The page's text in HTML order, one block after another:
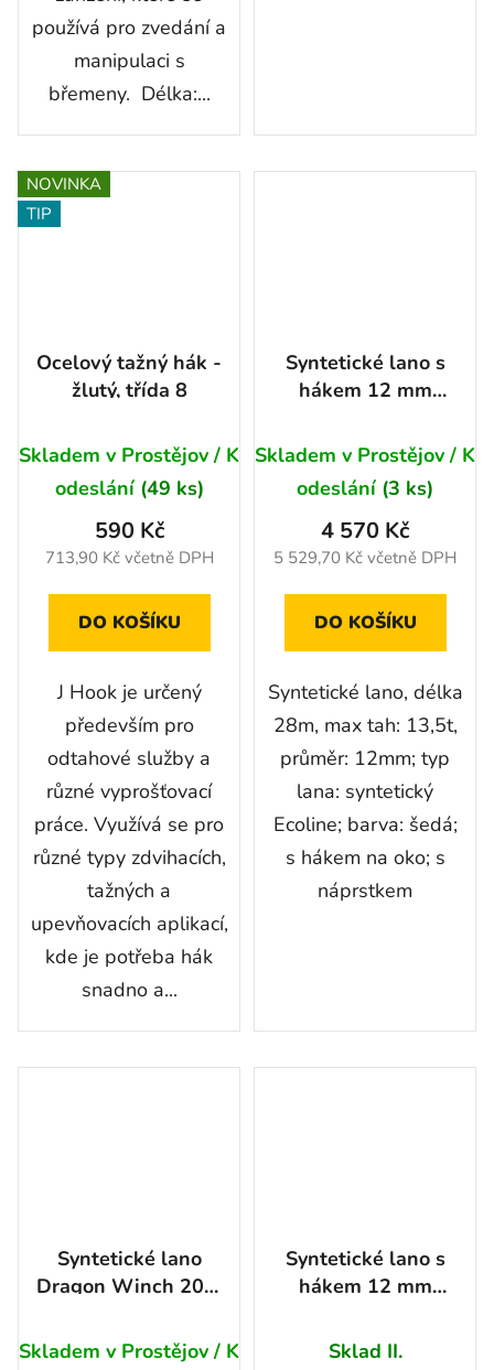
používá pro zvedání a
manipulaci s
břemeny. Délka:...
NOVINKA
TIP
Ocelový tažný hák -
žlutý, třída 8
Skladem v Prostějov / K
odeslání (49 ks)
713,90 Kč včetně DPH
590 Kč
DO KOŠÍKU
J Hook je určený
především pro
odtahové služby a
různé vyprošťovací
práce. Využívá se pro
různé typy zdvihacích,
tažných a
upevňovacích aplikací,
kde je potřeba hák
snadno a...
Syntetické lano s
hákem 12 mm
Skladem v Prostějov / K
odeslání (3 ks)
5 529,70 Kč včetně DPH
4 570 Kč
DO KOŠÍKU
Syntetické lano, délka
28m, max tah: 13,5t,
průměr: 12mm; typ
lana: syntetický
Ecoline; barva: šedá;
s hákem na oko; s
náprstkem
Syntetické lano
Dragon Winch 20m
13000 Lbs
Skladem v Prostějov / K
Syntetické lano s
hákem 12 mm
Sklad II.